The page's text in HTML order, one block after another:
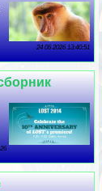
24 06 2026 13:40:51